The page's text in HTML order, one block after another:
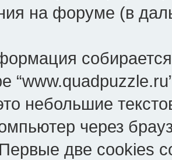
на форуме (в
небольшие
через
две cookies